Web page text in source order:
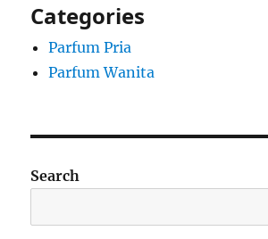
Categories
Parfum Pria
Parfum Wanita
Search